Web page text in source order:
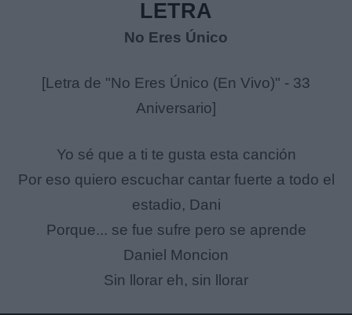
LETRA
No Eres Único
[Letra de "No Eres Único (En Vivo)" - 33
Aniversario]
Yo sé que a ti te gusta esta canción
Por eso quiero escuchar cantar fuerte a todo el
estadio, Dani
Porque... se fue sufre pero se aprende
Daniel Moncion
Sin llorar eh, sin llorar